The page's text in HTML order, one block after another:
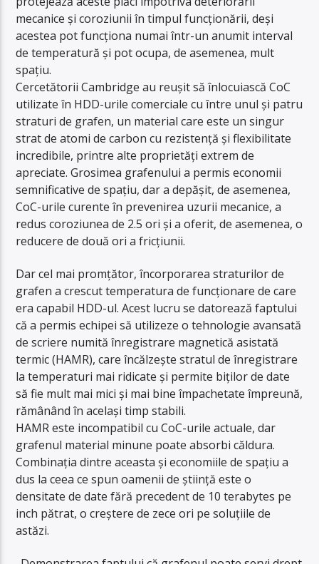
mecanice și coroziunii în timpul funcționării, deși
acestea pot funcționa numai într-un anumit interval
de temperatură și pot ocupa, de asemenea, mult
spațiu.
Cercetătorii Cambridge au reușit să înlocuiască CoC
utilizate în HDD-urile comerciale cu între unul și patru
straturi de grafen, un material care este un singur
strat de atomi de carbon cu rezistență și flexibilitate
incredibile, printre alte proprietăți extrem de
apreciate. Grosimea grafenului a permis economii
semnificative de spațiu, dar a depășit, de asemenea,
CoC-urile curente în prevenirea uzurii mecanice, a
redus coroziunea de 2.5 ori și a oferit, de asemenea, o
reducere de două ori a fricțiunii.
Dar cel mai promțător, încorporarea straturilor de
grafen a crescut temperatura de funcționare de care
era capabil HDD-ul. Acest lucru se datorează faptului
că a permis echipei să utilizeze o tehnologie avansată
de scriere numită înregistrare magnetică asistată
termic (HAMR), care încălzește stratul de înregistrare
la temperaturi mai ridicate și permite biților de date
să fie mult mai mici și mai bine împachetate împreună,
rămânând în același timp stabili.
HAMR este incompatibil cu CoC-urile actuale, dar
grafenul material minune poate absorbi căldura.
Combinația dintre aceasta și economiile de spațiu a
dus la ceea ce spun oamenii de știință este o
densitate de date fără precedent de 10 terabytes pe
inch pătrat, o creștere de zece ori pe soluțiile de
astăzi.